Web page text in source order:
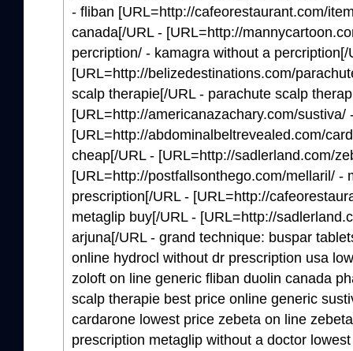
- fliban [URL=http://cafeorestaurant.com/
canada[/URL - [URL=http://
percription/ - kamagra without a percription[/
[URL=http://belizedestinations.com/
scalp therapie[/URL - parachute scalp
[URL=http://americanazachary.com/sustiva/
[URL=http://abdominalbeltrevealed.com/
cheap[/URL - [URL=http://sadlerland.com/
[URL=http://postfallsonthego.com/mellaril/ -
prescription[/URL - [URL=http://
metaglip buy[/URL - [URL=http://
arjuna[/URL - grand technique: buspar
online hydrocl without dr prescription usa
zoloft on line generic fliban duolin canada
scalp therapie best price online generic
cardarone lowest price zebeta on line
prescription metaglip without a doctor